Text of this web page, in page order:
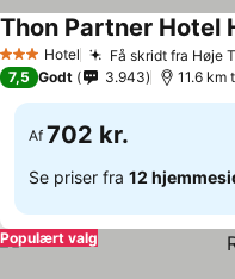
3 StjernerHotel Få skridt fra Høje
Thon Partner Hotel
7,5 Godt 3.943 11.6 km
Af 702 kr.
Se priser fra 12
Populært valg